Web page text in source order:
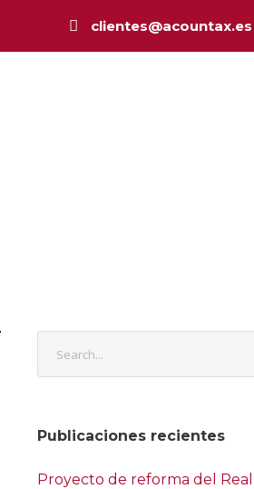
clientes@acountax.es
Publicaciones recientes
Proyecto de reforma del